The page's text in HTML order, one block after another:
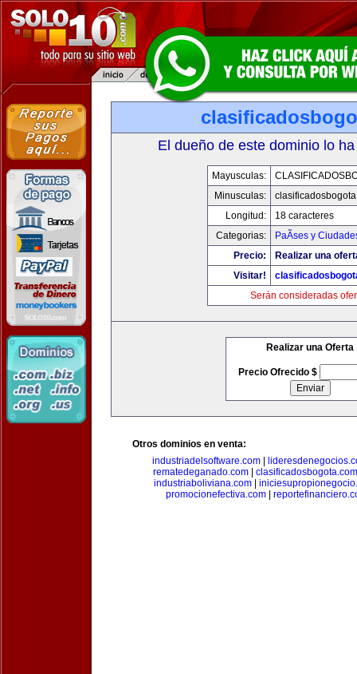
El dueño de este dominio lo
Mayusculas:
Minusculas:
Longitud:
18 caracteres
Categorias:
PaÃ­ses y
Precio:
Realizar una
Visitar!
Serán consideradas
Realizar una Oferta
Precio Ofrecido $
Otros dominios en venta:
industriadelsoftware.com
rematedeganado.com| clasificadosbogota.com
industriaboliviana.com|
promocionefectiva.com